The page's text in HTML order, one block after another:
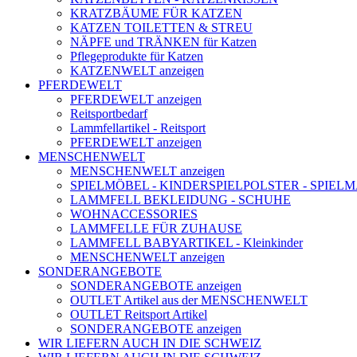
KRATZBÄUME FÜR KATZEN
KATZEN TOILETTEN & STREU
NÄPFE und TRÄNKEN für Katzen
Pflegeprodukte für Katzen
KATZENWELT anzeigen
PFERDEWELT
PFERDEWELT anzeigen
Reitsportbedarf
Lammfellartikel - Reitsport
PFERDEWELT anzeigen
MENSCHENWELT
MENSCHENWELT anzeigen
SPIELMÖBEL - KINDERSPIELPOLSTER -
LAMMFELL BEKLEIDUNG - SCHUHE
WOHNACCESSORIES
LAMMFELLE FÜR ZUHAUSE
LAMMFELL BABYARTIKEL - Kleinkinder
MENSCHENWELT anzeigen
SONDERANGEBOTE
SONDERANGEBOTE anzeigen
OUTLET Artikel aus der MENSCHENWELT
OUTLET Reitsport Artikel
SONDERANGEBOTE anzeigen
WIR LIEFERN AUCH IN DIE SCHWEIZ